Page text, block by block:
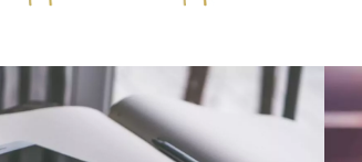
pas. Je m’accroche souvent à ça. J’ai
des histoires tragiques, je me rends
C’était ça aussi le message que je